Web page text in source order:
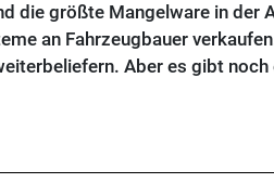
die größte Mangelware in der
an Fahrzeugbauer
Aber es gibt noch